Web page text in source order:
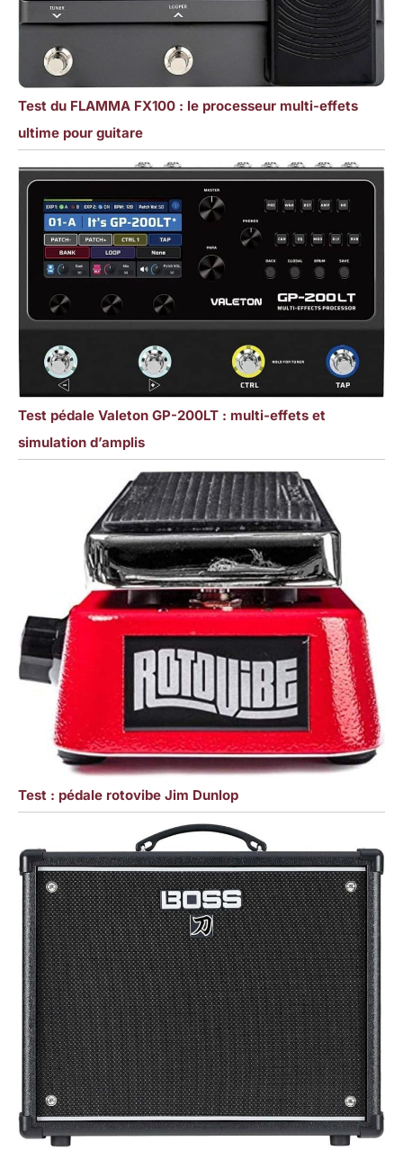
Test du FLAMMA FX100 : le processeur multi-effets
ultime pour guitare
Test pédale Valeton GP-200LT : multi-effets et
simulation d’amplis
Test : pédale rotovibe Jim Dunlop